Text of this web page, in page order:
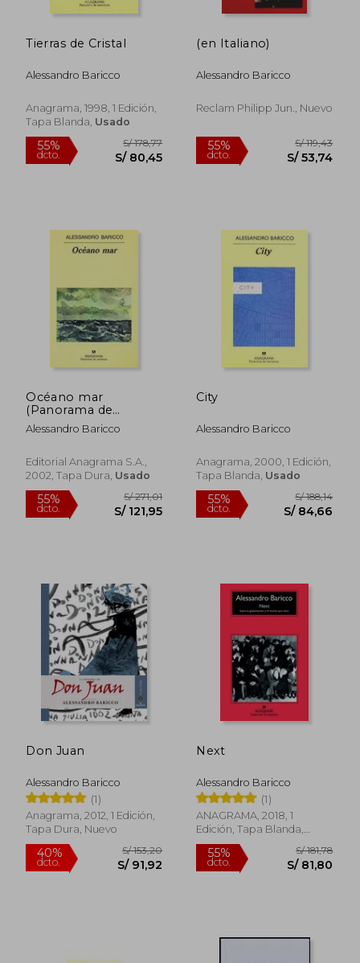
55%
dcto.
55%
dcto.
Tierras de Cristal
Alessandro Baricco
Anagrama, 1998, 1 Edición,
Tapa Blanda, Usado
55%
dcto. S/ 80,45
(en Italiano)
Alessandro Baricco
Reclam Philipp Jun., Nuevo
55%
dcto.
Océano mar
(Panorama de
Narrativas)
Alessandro Baricco
Editorial Anagrama S.A.,
2002, Tapa Dura, Usado
City
Alessandro Baricco
Anagrama, 2000, 1 Edición,
Tapa Blanda, Usado
Don Juan
Alessandro Baricco
(1)
Anagrama, 2012, 1 Edición,
Tapa Dura, Nuevo
Next
Alessandro Baricco
(1)
ANAGRAMA, 2018, 1
Edición, Tapa Blanda,
Usado